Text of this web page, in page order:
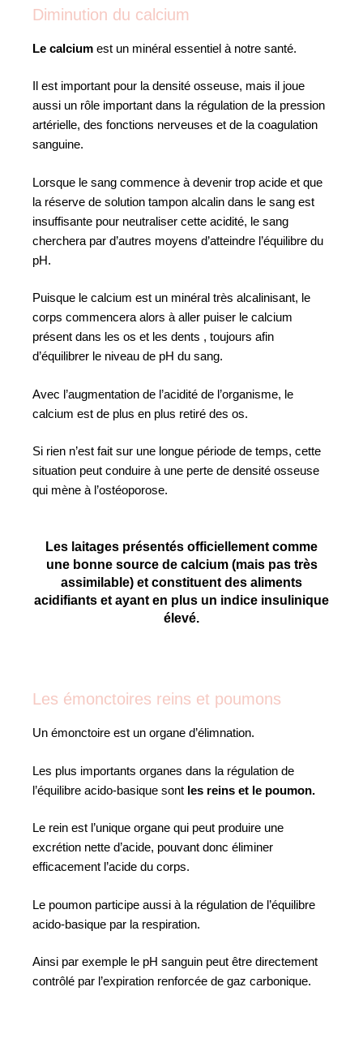
Diminution du calcium
Le calcium est un minéral essentiel à notre santé.
Il est important pour la densité osseuse, mais il joue
aussi un rôle important dans la régulation de la pression
artérielle, des fonctions nerveuses et de la coagulation
sanguine.
Lorsque le sang commence à devenir trop acide et que
la réserve de solution tampon alcalin dans le sang est
insuffisante pour neutraliser cette acidité, le sang
cherchera par d’autres moyens d’atteindre l’équilibre du
pH.
Puisque le calcium est un minéral très alcalinisant, le
corps commencera alors à aller puiser le calcium
présent dans les os et les dents , toujours afin
d’équilibrer le niveau de pH du sang.
Avec l’augmentation de l’acidité de l’organisme, le
calcium est de plus en plus retiré des os.
Si rien n’est fait sur une longue période de temps, cette
situation peut conduire à une perte de densité osseuse
qui mène à l’ostéoporose.
Les laitages présentés officiellement comme
une bonne source de calcium (mais pas très
assimilable) et constituent des aliments
acidifiants et ayant en plus un indice insulinique
élevé.
Les émonctoires reins et poumons
Un émonctoire est un organe d’élimnation.
Les plus importants organes dans la régulation de
l’équilibre acido-basique sont les reins et le poumon.
Le rein est l’unique organe qui peut produire une
excrétion nette d’acide, pouvant donc éliminer
efficacement l’acide du corps.
Le poumon participe aussi à la régulation de l’équilibre
acido-basique par la respiration.
Ainsi par exemple le pH sanguin peut être directement
contrôlé par l’expiration renforcée de gaz carbonique.